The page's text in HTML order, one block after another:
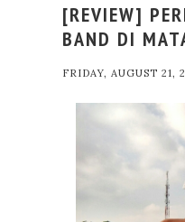
[REVIEW]
BAND DI
FRIDAY, AUGUST 21,